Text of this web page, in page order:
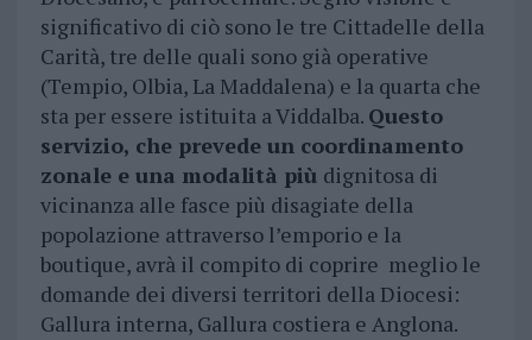
significativo di ciò sono le tre Cittadelle della
Carità, tre delle quali sono già operative
(Tempio, Olbia, La Maddalena) e la quarta che
sta per essere istituita a Viddalba. Questo
servizio, che prevede un coordinamento
zonale e una modalità più dignitosa di
vicinanza alle fasce più disagiate della
popolazione attraverso l’emporio e la
boutique, avrà il compito di coprire meglio le
domande dei diversi territori della Diocesi:
Gallura interna, Gallura costiera e Anglona.